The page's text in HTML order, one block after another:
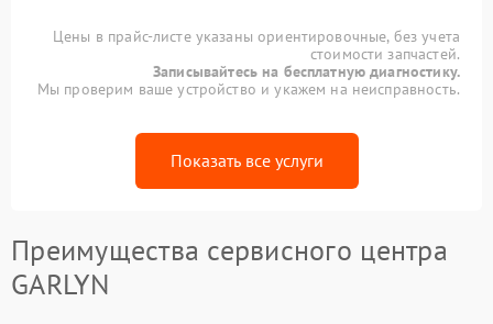
Цены в прайс-листе указаны ориентировочные, без учета
стоимости запчастей.
Записывайтесь на бесплатную диагностику.
Мы проверим ваше устройство и укажем на неисправность.
Показать все услуги
Преимущества сервисного центра
GARLYN